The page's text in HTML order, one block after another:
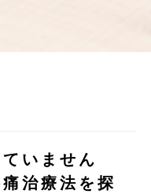
いません
治療法を探